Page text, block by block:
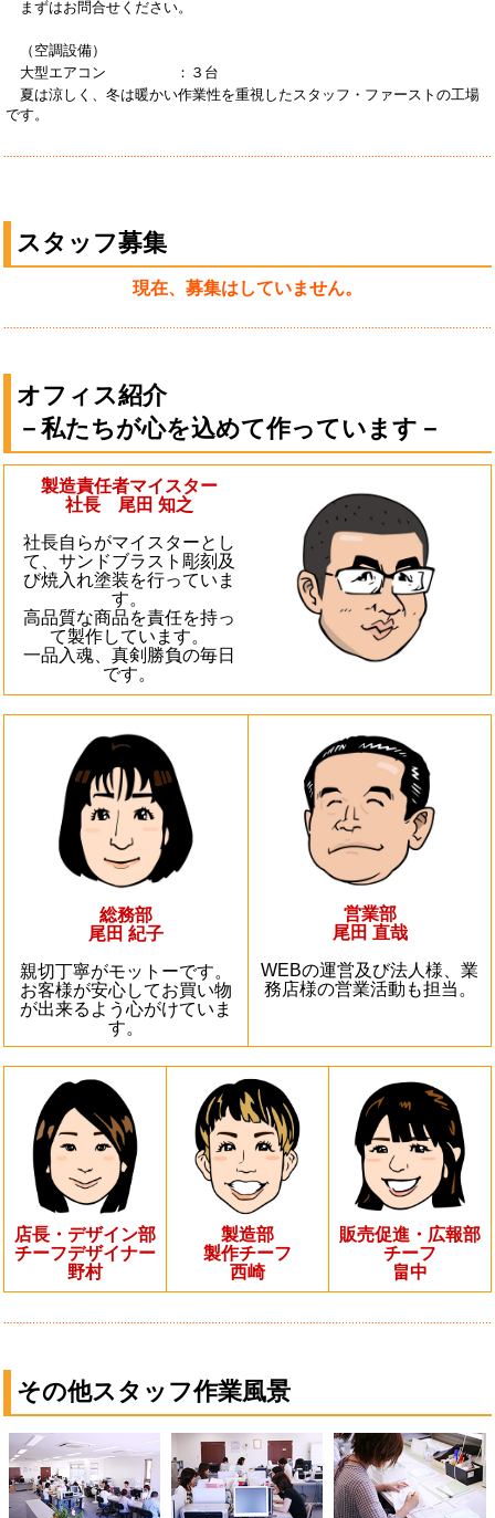
まずはお問合せください。
（空調設備）
大型エアコン
：３台
夏は涼しく、冬は暖かい作業性を重視したスタッフ・ファーストの工場
です。
スタッフ募集
現在、募集はしていません。
オフィス紹介
－私たちが心を込めて作っています－
製造責任者マイスター
社長 尾田 知之
社長自らがマイスターとし
て、サンドブラスト彫刻及
び焼入れ塗装を行っていま
す。
高品質な商品を責任を持っ
て製作しています。
一品入魂、真剣勝負の毎日
です。
総務部
尾田 紀子
親切丁寧がモットーです。
お客様が安心してお買い物
が出来るよう心がけていま
す。
営業部
尾田 直哉
WEBの運営及び法人様、業
務店様の営業活動も担当。
店長・デザイン部
チーフデザイナー
野村
製造部
製作チーフ
西崎
販売促進・広報部
チーフ
畠中
その他スタッフ作業風景